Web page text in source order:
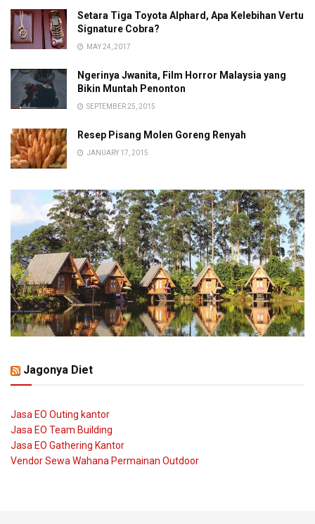
Setara Tiga Toyota Alphard, Apa Kelebihan Vertu
Signature Cobra?
MAY 24, 2017
Ngerinya Jwanita, Film Horror Malaysia yang
Bikin Muntah Penonton
SEPTEMBER 25, 2015
Resep Pisang Molen Goreng Renyah
JANUARY 17, 2015
Jagonya Diet
Jasa EO Outing kantor
Jasa EO Team Building
Jasa EO Gathering Kantor
Vendor Sewa Wahana Permainan Outdoor